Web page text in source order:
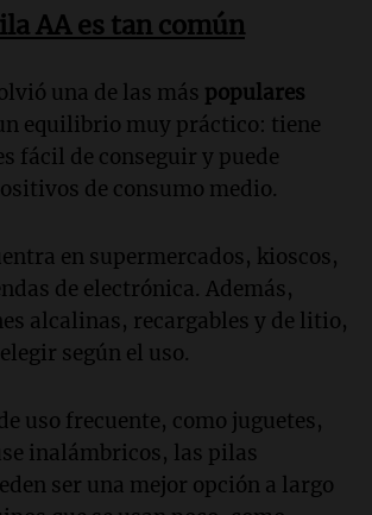
AA es tan común
una de las más populares
equilibrio muy práctico: tiene
fácil de conseguir y puede
de consumo medio.
en supermercados, kioscos,
de electrónica. Además,
alcalinas, recargables y de litio,
según el uso.
uso frecuente, como juguetes,
inalámbricos, las pilas
ser una mejor opción a largo